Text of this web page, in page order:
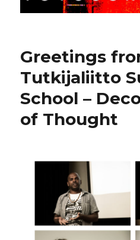
Greetings
Tutkijaliitto
School –
of Thought